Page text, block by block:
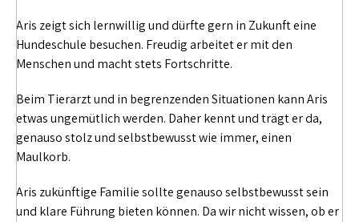
Aris zeigt sich lernwillig und dürfte gern in Zukunft eine
Hundeschule besuchen. Freudig arbeitet er mit den
Menschen und macht stets Fortschritte.
Beim Tierarzt und in begrenzenden Situationen kann Aris
etwas ungemütlich werden. Daher kennt und trägt er da,
genauso stolz und selbstbewusst wie immer, einen
Maulkorb.
Aris zukünftige Familie sollte genauso selbstbewusst sein
und klare Führung bieten können. Da wir nicht wissen, ob er